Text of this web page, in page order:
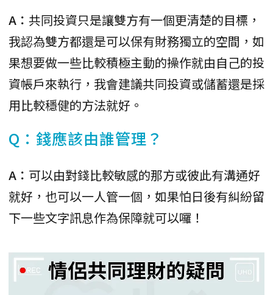
A： 共同投資只是讓雙方有一個更清楚的目標，
我認為雙方都還是可以保有財務獨立的空間，如
果想要做一些比較積極主動的操作就由自己的投
資帳戶來執行，我會建議共同投資或儲蓄還是採
用比較穩健的方法就好。
Q：錢應該由誰管理？
A： 可以由對錢比較敏感的那方或彼此有溝通好
就好，也可以一人管一個，如果怕日後有糾紛留
下一些文字訊息作為保障就可以囉！